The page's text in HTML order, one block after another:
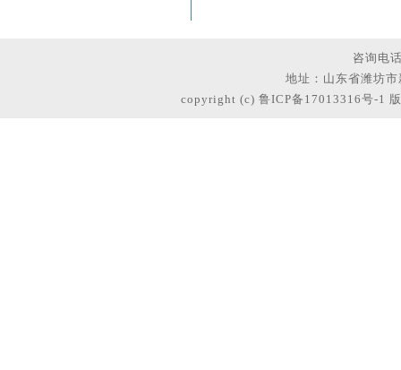
咨询电
地址： 山东省潍坊
copyright (c) 鲁ICP备17013316号-1